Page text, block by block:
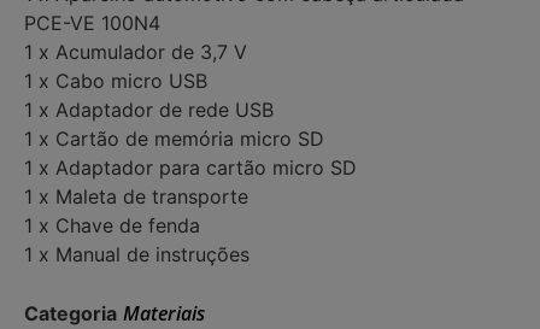
PCE-VE 100N4
1 x Acumulador de 3,7 V
1 x Cabo micro USB
1 x Adaptador de rede USB
1 x Cartão de memória micro SD
1 x Adaptador para cartão micro SD
1 x Maleta de transporte
1 x Chave de fenda
1 x Manual de instruções
Categoria Materiais